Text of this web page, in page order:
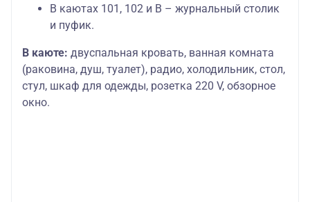
В каютах 101, 102 и В – журнальный столик
и пуфик.
В каюте: двуспальная кровать, ванная комната
(раковина, душ, туалет), радио, холодильник, стол,
стул, шкаф для одежды, розетка 220 V, обзорное
окно.